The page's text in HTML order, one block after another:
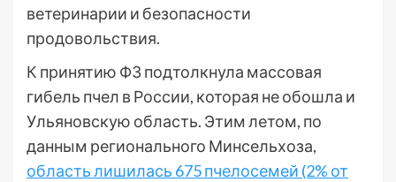
ветеринарии и безопасности
продовольствия.
К принятию ФЗ подтолкнула массовая
гибель пчел в России, которая не обошла и
Ульяновскую область. Этим летом, по
данным регионального Минсельхоза,
область лишилась 675 пчелосемей (2% от